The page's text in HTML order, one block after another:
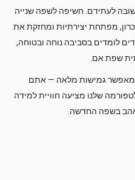
לעתידם. חשיפה לשפה שנייה
מפתחת יצירתיות ומחזקת את
לומדים בסביבה נוחה ובטוחה,
שפת אם.
מאפשר גמישות מלאה — אתם
שלנו מציעה חוויית למידה
בשפה החדשה.